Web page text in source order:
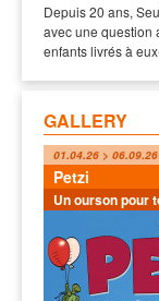
Depuis 20 ans,
avec une question
enfants livrés à
GALLERY
01.04.26 > 06.09.26
Petzi
Un ourson pour